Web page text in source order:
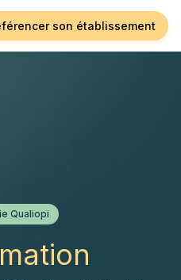
son établissement
Qualiopi